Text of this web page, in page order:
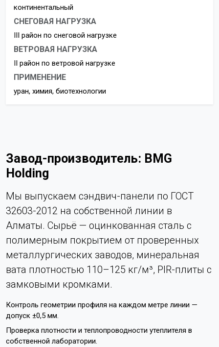
континентальный
СНЕГОВАЯ НАГРУЗКА
III район по снеговой нагрузке
ВЕТРОВАЯ НАГРУЗКА
II район по ветровой нагрузке
ПРИМЕНЕНИЕ
уран, химия, биотехнологии
Завод-производитель: BMG
Holding
Мы выпускаем сэндвич-панели по ГОСТ
32603-2012 на собственной линии в
Алматы. Сырьё — оцинкованная сталь с
полимерным покрытием от проверенных
металлургических заводов, минеральная
вата плотностью 110–125 кг/м³, PIR-плиты с
замковыми кромками.
Контроль геометрии профиля на каждом метре линии —
допуск ±0,5 мм.
Проверка плотности и теплопроводности утеплителя в
собственной лаборатории.